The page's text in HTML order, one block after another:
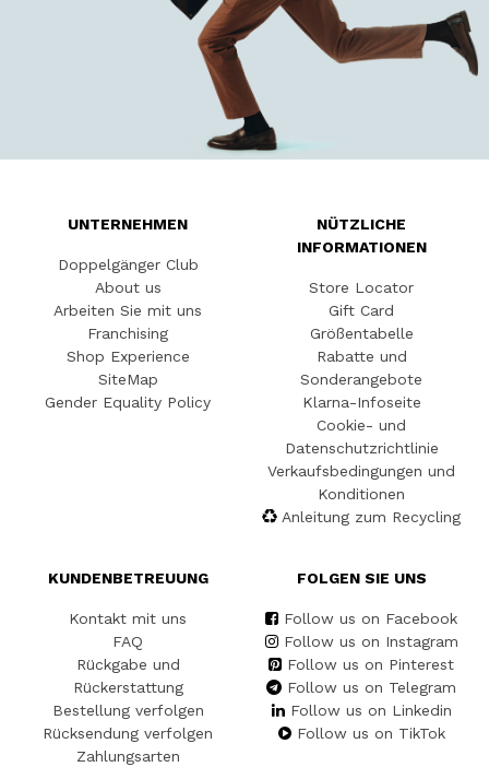
UNTERNEHMEN
Doppelgänger Club
About us
Arbeiten Sie mit uns
Franchising
Shop Experience
SiteMap
Gender Equality Policy
NÜTZLICHE
INFORMATIONEN
Store Locator
Gift Card
Größentabelle
Rabatte und
Sonderangebote
Klarna-Infoseite
Cookie- und
Datenschutzrichtlinie
Verkaufsbedingungen und
Konditionen
Anleitung zum Recycling
KUNDENBETREUUNG
Kontakt mit uns
FAQ
Rückgabe und
Rückerstattung
Bestellung verfolgen
Rücksendung verfolgen
Zahlungsarten
FOLGEN SIE UNS
Follow us on Facebook
Follow us on Instagram
Follow us on Pinterest
Follow us on Telegram
Follow us on Linkedin
Follow us on TikTok